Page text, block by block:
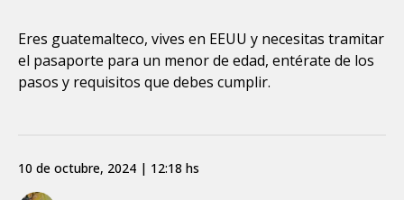
Eres guatemalteco, vives en EEUU y necesitas tramitar
el pasaporte para un menor de edad, entérate de los
pasos y requisitos que debes cumplir.
10 de octubre, 2024 | 12:18 hs